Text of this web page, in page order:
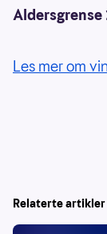
Aldersgrense
Les mer om
Relaterte artikler